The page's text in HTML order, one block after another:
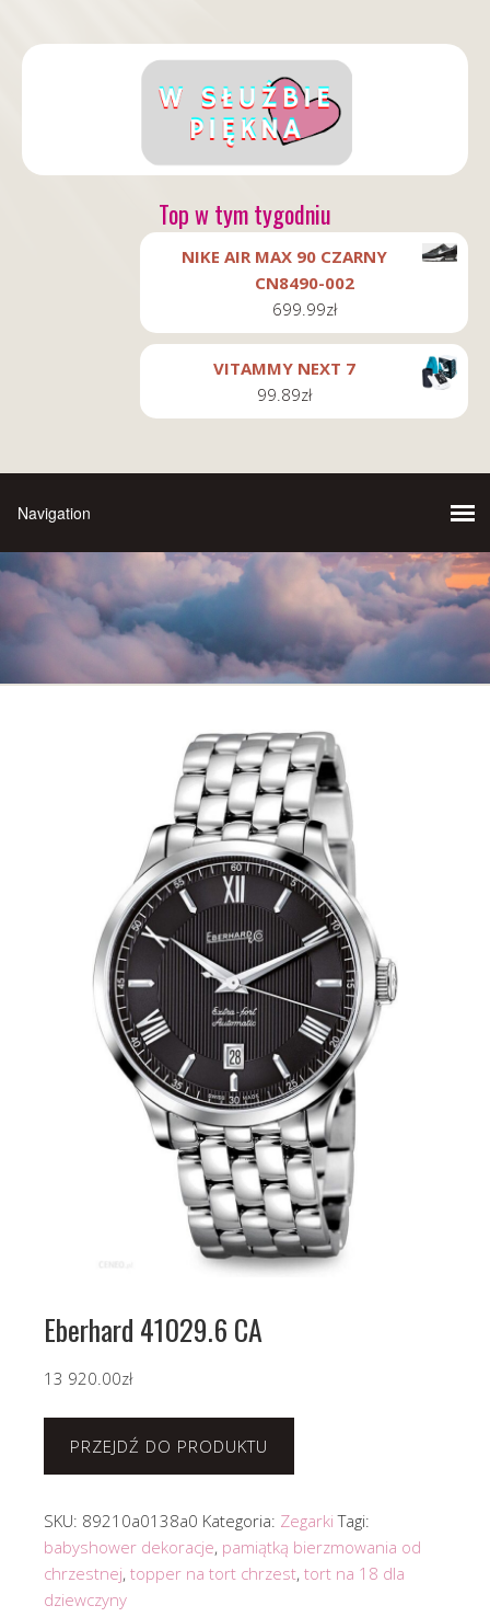
Top w tym tygodniu
NIKE AIR MAX 90 CZARNY
CN8490-002
699.99zł
VITAMMY NEXT 7
99.89zł
Eberhard 41029.6 CA
13 920.00zł
PRZEJDŹ DO PRODUKTU
SKU: 89210a0138a0 Kategoria: Zegarki Tagi:
babyshower dekoracje, pamiątką bierzmowania od
chrzestnej, topper na tort chrzest, tort na 18 dla
dziewczyny